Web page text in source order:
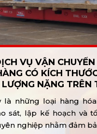
VỤ VẬN
CÓ KÍCH
LƯỢNG NẶNG TRÊN
là những loại hàng
sát, lập kế hoạch và
nghiệp nhằm đảm